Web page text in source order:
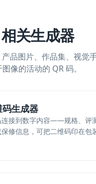
相关生成器
品图片、作品集、视觉
图像的活动的 QR 码。
生成器
接到数字内容——规格、评测
修信息，可把二维码印在包